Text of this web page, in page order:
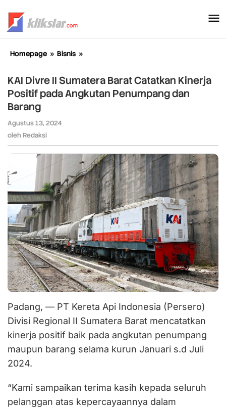
konten
Homepage » Bisnis »
Sumatera
Barat
Angkutan
Penumpang
dan
Barang
KAI Divre II Sumatera Barat Catatkan Kinerja
Positif pada Angkutan Penumpang dan
Barang
Agustus 13, 2024
oleh Redaksi
Padang, — PT Kereta Api Indonesia (Persero)
Divisi Regional II Sumatera Barat mencatatkan
kinerja positif baik pada angkutan penumpang
maupun barang selama kurun Januari s.d Juli
2024.
“Kami sampaikan terima kasih kepada seluruh
pelanggan atas kepercayaannya dalam